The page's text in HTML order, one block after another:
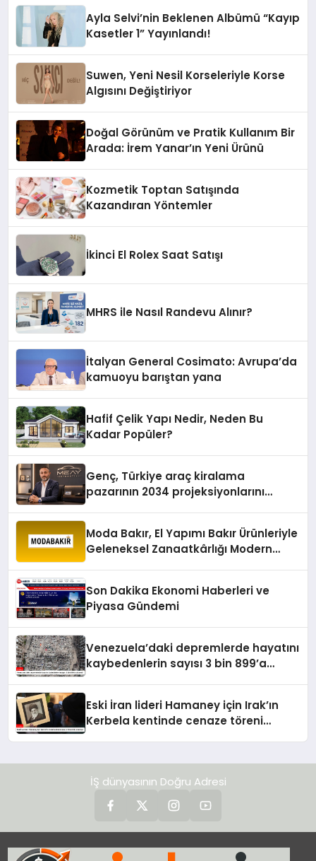
Ayla Selvi’nin Beklenen Albümü “Kayıp
Kasetler 1” Yayınlandı!
Suwen, Yeni Nesil Korseleriyle Korse
Algısını Değiştiriyor
Doğal Görünüm ve Pratik Kullanım Bir
Arada: İrem Yanar’ın Yeni Ürünü
Kozmetik Toptan Satışında
Kazandıran Yöntemler
İkinci El Rolex Saat Satışı
MHRS ile Nasıl Randevu Alınır?
İtalyan General Cosimato: Avrupa’da
kamuoyu barıştan yana
Hafif Çelik Yapı Nedir, Neden Bu
Kadar Popüler?
Genç, Türkiye araç kiralama
pazarının 2034 projeksiyonlarını
Moda Bakır, El Yapımı Bakır Ürünleriyle
Geleneksel Zanaatkârlığı Modern
Son Dakika Ekonomi Haberleri ve
Piyasa Gündemi
Venezuela’daki depremlerde hayatını
kaybedenlerin sayısı 3 bin 899’a
Eski İran lideri Hamaney için Irak’ın
Kerbela kentinde cenaze töreni
İŞ dünyasının Doğru Adresi